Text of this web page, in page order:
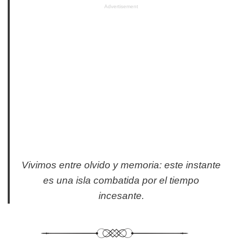
Advertisement
Vivimos entre olvido y memoria: este instante
es una isla combatida por el tiempo
incesante.